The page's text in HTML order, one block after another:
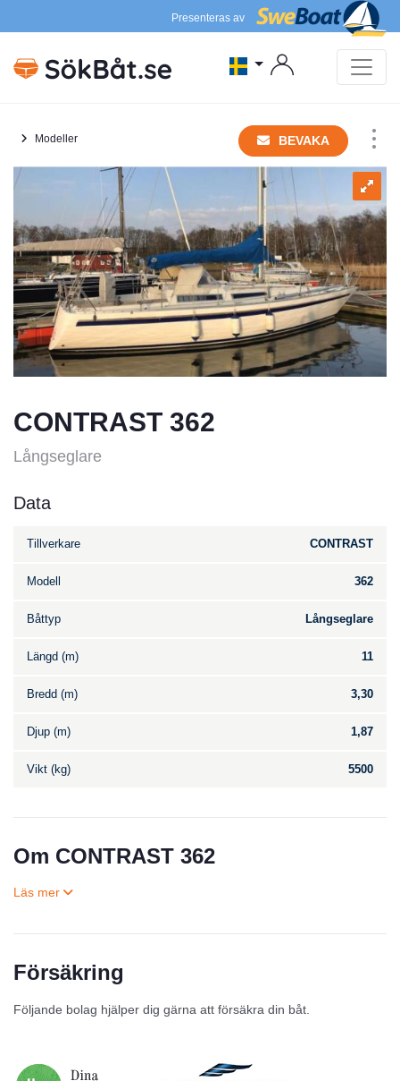
Presenteras av
Modeller BEVAKA
CONTRAST 362
Långseglare
Data
Tillverkare CONTRAST
Modell 362
Båttyp Långseglare
Längd (m) 11
Bredd (m) 3,30
Djup (m) 1,87
Vikt (kg) 5500
Om CONTRAST 362
Försäkring
Följande bolag hjälper dig gärna att försäkra din båt.